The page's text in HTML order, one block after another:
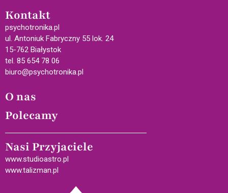
Kontakt
psychotronika.pl
ul. Antoniuk Fabryczny 55 lok. 24
15-762 Białystok
tel. 85 654 78 06
biuro@psychotronika.pl
O nas
Polecamy
Nasi Przyjaciele
www.studioastro.pl
www.talizman.pl